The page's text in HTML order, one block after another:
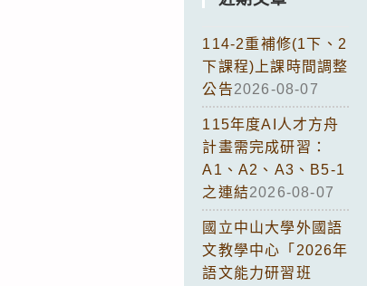
114-2重補修(1下、2
下課程)上課時間調整
公告2026-08-07
115年度AI人才方舟
計畫需完成研習：
A1、A2、A3、B5-1
之連結2026-08-07
國立中山大學外國語
文教學中心「2026年
語文能力研習班